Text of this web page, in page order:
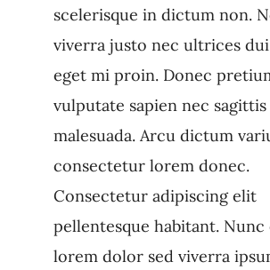
scelerisque in dictum non.
viverra justo nec ultrices dui
eget mi proin. Donec
vulputate sapien nec sagittis
malesuada. Arcu dictum
consectetur lorem donec.
Consectetur adipiscing elit
pellentesque habitant. Nunc
lorem dolor sed viverra